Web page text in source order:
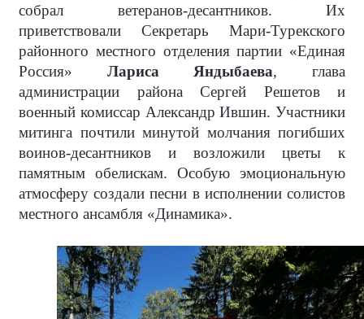
собрал ветеранов-десантников. Их
приветствовали Секретарь Мари-Турекского
районного местного отделения партии «Единая
Россия» Лариса Яндыбаева, глава
администрации района Сергей Решетов и
военный комиссар Александр Ившин. Участники
митинга почтили минутой молчания погибших
воинов-десантников и возложили цветы к
памятным обелискам. Особую эмоциональную
атмосферу создали песни в исполнении солистов
местного ансамбля «Динамика».